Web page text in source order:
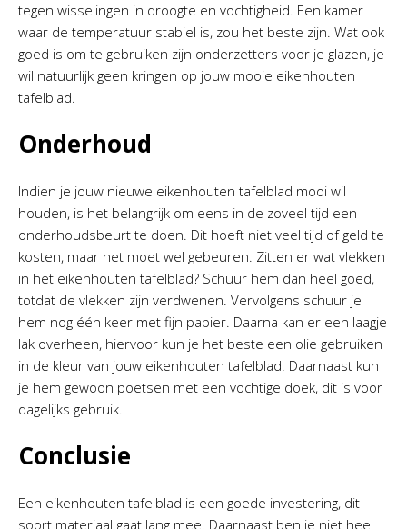
tegen wisselingen in droogte en vochtigheid. Een kamer
waar de temperatuur stabiel is, zou het beste zijn. Wat ook
goed is om te gebruiken zijn onderzetters voor je glazen, je
wil natuurlijk geen kringen op jouw mooie eikenhouten
tafelblad.
Onderhoud
Indien je jouw nieuwe eikenhouten tafelblad mooi wil
houden, is het belangrijk om eens in de zoveel tijd een
onderhoudsbeurt te doen. Dit hoeft niet veel tijd of geld te
kosten, maar het moet wel gebeuren. Zitten er wat vlekken
in het eikenhouten tafelblad? Schuur hem dan heel goed,
totdat de vlekken zijn verdwenen. Vervolgens schuur je
hem nog één keer met fijn papier. Daarna kan er een laagje
lak overheen, hiervoor kun je het beste een olie gebruiken
in de kleur van jouw eikenhouten tafelblad. Daarnaast kun
je hem gewoon poetsen met een vochtige doek, dit is voor
dagelijks gebruik.
Conclusie
Een eikenhouten tafelblad is een goede investering, dit
soort materiaal gaat lang mee. Daarnaast ben je niet heel